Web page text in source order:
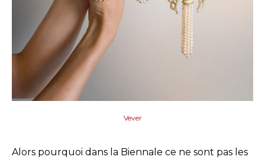
Vever
Alors pourquoi dans la Biennale ce ne sont pas les